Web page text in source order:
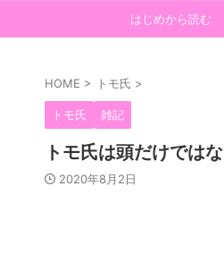
はじめから読む
HOME > トモ氏 >
トモ氏 雑記
トモ氏は頭だけでは
2020年8月2日